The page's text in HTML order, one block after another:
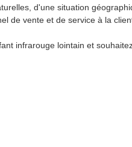
d'une situation
de vente et de service à la
infrarouge lointain et